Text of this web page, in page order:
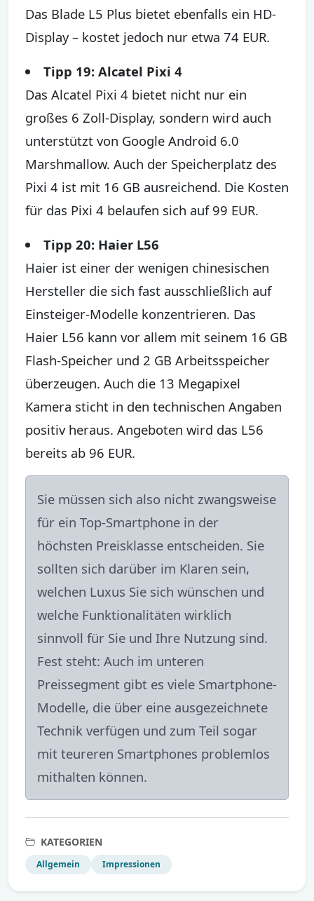
Das Blade L5 Plus bietet ebenfalls ein HD-
Display – kostet jedoch nur etwa 74 EUR.
Tipp 19: Alcatel Pixi 4
Das Alcatel Pixi 4 bietet nicht nur ein
großes 6 Zoll-Display, sondern wird auch
unterstützt von Google Android 6.0
Marshmallow. Auch der Speicherplatz des
Pixi 4 ist mit 16 GB ausreichend. Die Kosten
für das Pixi 4 belaufen sich auf 99 EUR.
Tipp 20: Haier L56
Haier ist einer der wenigen chinesischen
Hersteller die sich fast ausschließlich auf
Einsteiger-Modelle konzentrieren. Das
Haier L56 kann vor allem mit seinem 16 GB
Flash-Speicher und 2 GB Arbeitsspeicher
überzeugen. Auch die 13 Megapixel
Kamera sticht in den technischen Angaben
positiv heraus. Angeboten wird das L56
bereits ab 96 EUR.
Sie müssen sich also nicht zwangsweise
für ein Top-Smartphone in der
höchsten Preisklasse entscheiden. Sie
sollten sich darüber im Klaren sein,
welchen Luxus Sie sich wünschen und
welche Funktionalitäten wirklich
sinnvoll für Sie und Ihre Nutzung sind.
Fest steht: Auch im unteren
Preissegment gibt es viele Smartphone-
Modelle, die über eine ausgezeichnete
Technik verfügen und zum Teil sogar
mit teureren Smartphones problemlos
mithalten können.
KATEGORIEN
Allgemein Impressionen